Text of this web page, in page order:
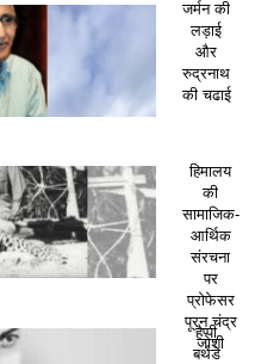
जर्मन की
लड़ाई
और
रुद्रनाथ
की चढाई
हिमालय
की
सामाजिक-
आर्थिक
संरचना
पर
प्रोफेसर
पूरन चंद्र
जोशी
हैप्पी
बर्थडे